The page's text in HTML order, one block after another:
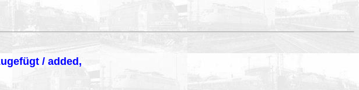
/ added,